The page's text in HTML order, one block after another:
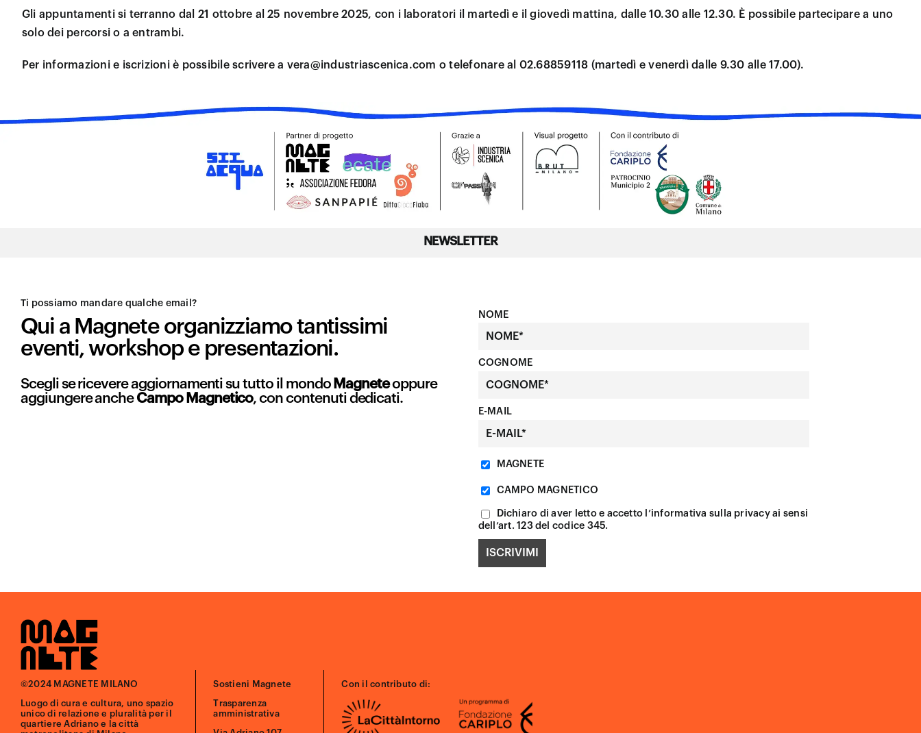
Gli appuntamenti si terranno dal 21 ottobre al 25 novembre 2025, con i laboratori il martedì e il giovedì mattina, dalle 10.30 alle 12.30. È possibile partecipare a uno
solo dei percorsi o a entrambi.
Per informazioni e iscrizioni è possibile scrivere a vera@industriascenica.com o telefonare al 02.68859118 (martedì e venerdì dalle 9.30 alle 17.00).
NEWSLETTER
Ti possiamo mandare qualche email?
Qui a Magnete organizziamo tantissimi
eventi, workshop e presentazioni.
Scegli se ricevere aggiornamenti su tutto il mondo Magneteoppure
aggiungere ancheCampo Magnetico, con contenuti dedicati.
NOME
COGNOME
E-MAIL
MAGNETE
CAMPO MAGNETICO
Dichiaro di aver letto e accetto l’informativa sulla privacy ai sensi
dell’art. 123 del codice 345.
©2024 MAGNETE MILANO
Luogo di cura e cultura, uno spazio
unico di relazione e pluralità per il
quartiere Adriano e la città
Sostieni Magnete
Trasparenza
amministrativa
Con il contributo di: